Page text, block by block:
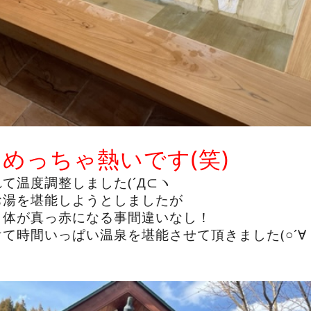
めっちゃ熱いです(笑)
温度調整しました(´Д⊂ヽ
を堪能しようとしましたが
が真っ赤になる事間違いなし！
時間いっぱい温泉を堪能させて頂きました(○´∀